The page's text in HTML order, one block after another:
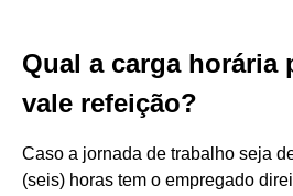
Qual a carga horária
vale refeição?
Caso a jornada de trabalho seja
(seis) horas tem o empregado